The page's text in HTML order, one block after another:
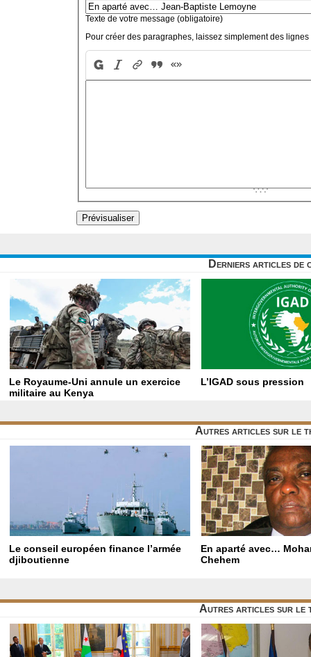
Texte de votre message (obligatoire)
Pour créer des paragraphes, laissez simplement des lignes
Derniers articles de
Le Royaume-Uni annule un exercice
militaire au Kenya
L’IGAD sous pression
Autres articles sur le
Le conseil européen finance l’armée
djiboutienne
En aparté avec…
Chehem
Autres articles sur le